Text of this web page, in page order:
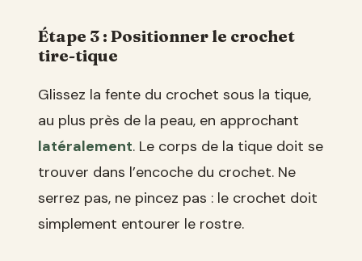
Étape 3 : Positionner le crochet
tire-tique
Glissez la fente du crochet sous la tique,
au plus près de la peau, en approchant
latéralement. Le corps de la tique doit se
trouver dans l’encoche du crochet. Ne
serrez pas, ne pincez pas : le crochet doit
simplement entourer le rostre.